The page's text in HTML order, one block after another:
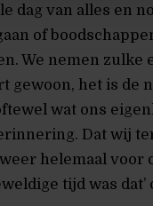
dag van alles en
of
We nemen
gewoon, het is de
wat ons
Dat wij
helemaal voor
tijd was dat’